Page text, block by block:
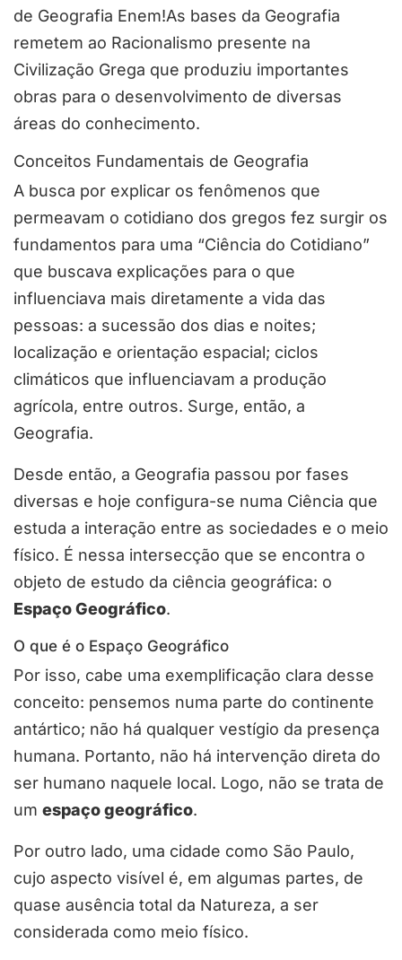
de Geografia Enem!As bases da Geografia
remetem ao Racionalismo presente na
Civilização Grega que produziu importantes
obras para o desenvolvimento de diversas
áreas do conhecimento.
Conceitos Fundamentais de Geografia
A busca por explicar os fenômenos que
permeavam o cotidiano dos gregos fez surgir os
fundamentos para uma “Ciência do Cotidiano”
que buscava explicações para o que
influenciava mais diretamente a vida das
pessoas: a sucessão dos dias e noites;
localização e orientação espacial; ciclos
climáticos que influenciavam a produção
agrícola, entre outros. Surge, então, a
Geografia.
Desde então, a Geografia passou por fases
diversas e hoje configura-se numa Ciência que
estuda a interação entre as sociedades e o meio
físico. É nessa intersecção que se encontra o
objeto de estudo da ciência geográfica: o
Espaço Geográfico.
O que é o Espaço Geográfico
Por isso, cabe uma exemplificação clara desse
conceito: pensemos numa parte do continente
antártico; não há qualquer vestígio da presença
humana. Portanto, não há intervenção direta do
ser humano naquele local. Logo, não se trata de
um espaço geográfico.
Por outro lado, uma cidade como São Paulo,
cujo aspecto visível é, em algumas partes, de
quase ausência total da Natureza, a ser
considerada como meio físico.